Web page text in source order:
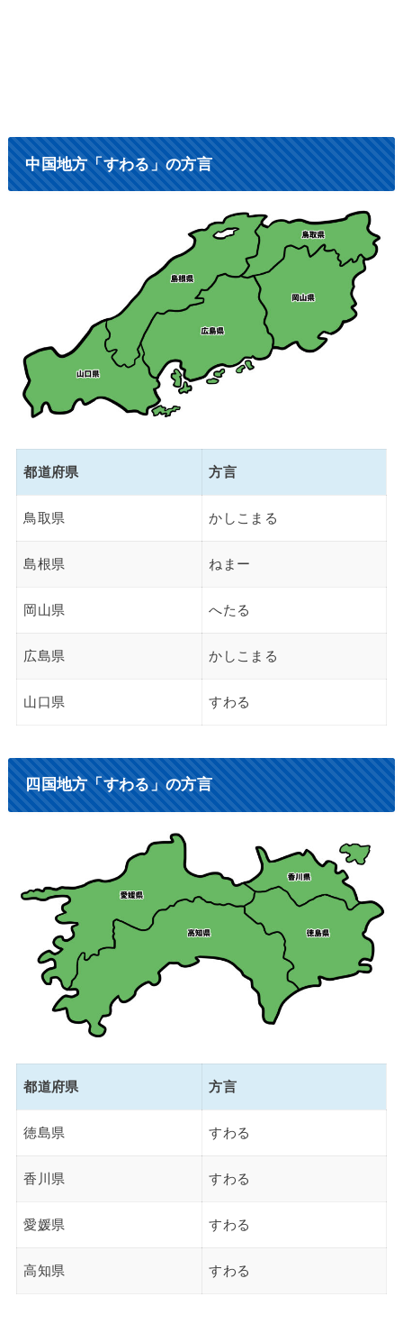
中国地方「すわる」の方言
都道府県 方言
鳥取県 かしこまる
島根県 ねまー
岡山県 へたる
広島県 かしこまる
山口県 すわる
四国地方「すわる」の方言
都道府県 方言
徳島県 すわる
香川県 すわる
愛媛県 すわる
高知県 すわる